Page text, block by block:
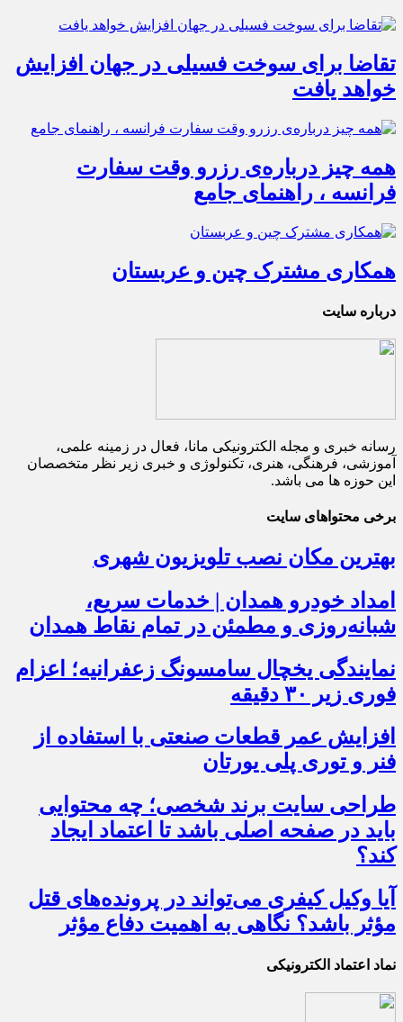
تقاضا برای سوخت فسیلی در جهان افزایش
خواهد یافت
همه چیز درباره‌ی رزرو وقت سفارت
فرانسه ، راهنمای جامع
همکاری مشترک چین و عربستان
درباره سایت
رسانه خبری و مجله الکترونیکی مانا، فعال در زمینه علمی،
آموزشی، فرهنگی، هنری، تکنولوژی و خبری زیر نظر متخصصان
این حوزه ها می باشد.
برخی محتواهای سایت
بهترین مکان نصب تلویزیون شهری
امداد خودرو همدان | خدمات سریع،
شبانه‌روزی و مطمئن در تمام نقاط همدان
نمایندگی یخچال سامسونگ زعفرانیه؛ اعزام
فوری زیر ۳۰ دقیقه
افزایش عمر قطعات صنعتی با استفاده از
فنر و توری پلی یورتان
طراحی سایت برند شخصی؛ چه محتوایی
باید در صفحه اصلی باشد تا اعتماد ایجاد
کند؟
آیا وکیل کیفری می‌تواند در پرونده‌های قتل
مؤثر باشد؟ نگاهی به اهمیت دفاع مؤثر
نماد اعتماد الکترونیکی